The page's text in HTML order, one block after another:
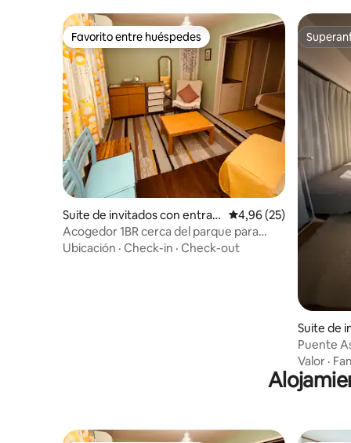
Akihabara
quién ✨ es
viajan y
en Tokio • Amigos que visitan Asakusa,
Ueno, Akihabara •
un
Favorito entre huéspedes
Favorito entre huéspedes
Suite de invitados con entrad
a independiente en Setagaya
Calificación promedio:
4,96 (25)
Acogedor 1BR cerca del parque para
parejas y viajeros solos
Ubicación · Check-in · Check-out
Suite de
a
Puente
grande
Valor ·